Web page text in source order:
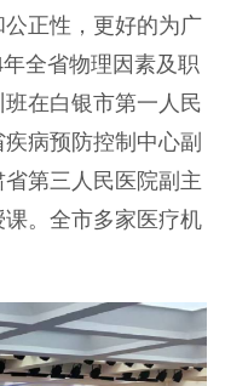
正性，更好的为广
全省物理因素及职
在白银市第一人民
病预防控制中心副
第三人民医院副主
。全市多家医疗机